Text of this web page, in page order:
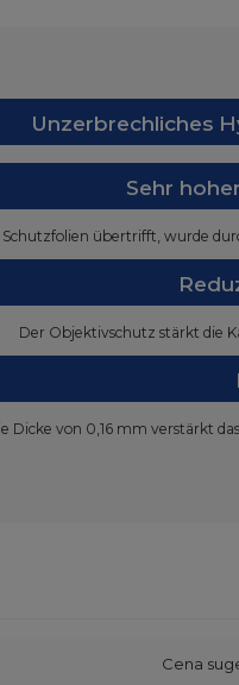
Unzerbrechliches
Sehr
Schutzfolien übertrifft, wurde
Der Objektivschutz stärkt die
Dicke von 0,16 mm verstärkt
Cena